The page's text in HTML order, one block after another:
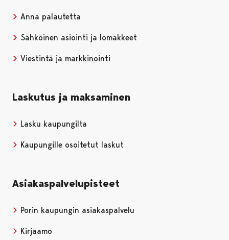
Anna palautetta
Sähköinen asiointi ja lomakkeet
Viestintä ja markkinointi
Laskutus ja maksaminen
Lasku kaupungilta
Kaupungille osoitetut laskut
Asiakaspalvelupisteet
Porin kaupungin asiakaspalvelu
Kirjaamo